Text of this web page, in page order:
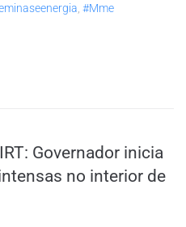
#mme
Governador inicia
no interior de